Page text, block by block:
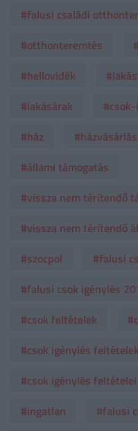
#falusi családi
#otthonteremtés
#hellovidék
#lakásárak
#ház
#házvásárlás
#állami támogatás
#vissza nem térítendő
#vissza nem térítendő
#szocpol
#falusi
#falusi csok igénylés
#csok feltételek
#csok igénylés feltételek
#csok igénylés feltételei
#ingatlan
#falusi